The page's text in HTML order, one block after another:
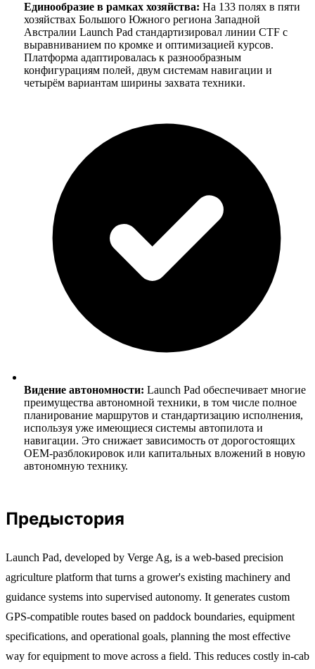
Единообразие в рамках хозяйства: На 133 полях в пяти
хозяйствах Большого Южного региона Западной
Австралии Launch Pad стандартизировал линии CTF с
выравниванием по кромке и оптимизацией курсов.
Платформа адаптировалась к разнообразным
конфигурациям полей, двум системам навигации и
четырём вариантам ширины захвата техники.
Видение автономности: Launch Pad обеспечивает многие
преимущества автономной техники, в том числе полное
планирование маршрутов и стандартизацию исполнения,
используя уже имеющиеся системы автопилота и
навигации. Это снижает зависимость от дорогостоящих
OEM-разблокировок или капитальных вложений в новую
автономную технику.
Предыстория
Launch Pad, developed by Verge Ag, is a web-based precision
agriculture platform that turns a grower's existing machinery and
guidance systems into supervised autonomy. It generates custom
GPS-compatible routes based on paddock boundaries, equipment
specifications, and operational goals, planning the most effective
way for equipment to move across a field. This reduces costly in-cab